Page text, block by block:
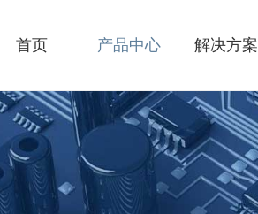
首页 产品中心 解决方案